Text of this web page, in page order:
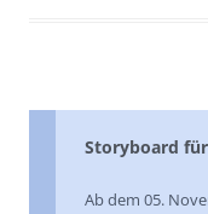
Storyboard
Ab dem 05.